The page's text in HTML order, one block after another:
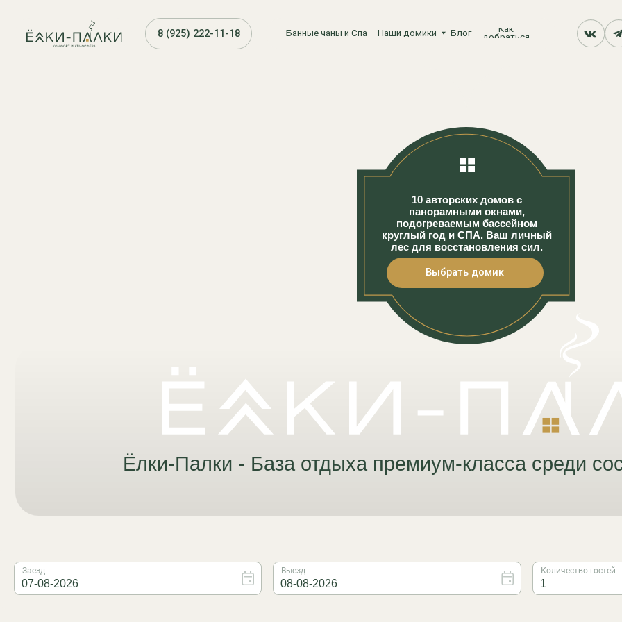
8 (925) 222-11-18 Банные чаны и Спа Наши домики Блог
добраться
Ёлки-Палки - База отдыха премиум-класса среди соснового
10 авторских домов с
подогреваемым бассейном
круглый год и СПА. Ваш личный
лес для восстановления сил.
Выбрать домик